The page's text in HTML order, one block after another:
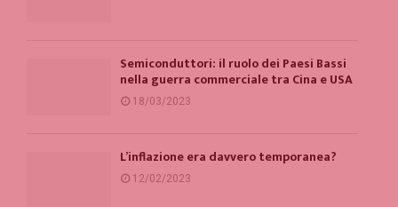
Semiconduttori: il ruolo dei Paesi Bassi
nella guerra commerciale tra Cina e USA
18/03/2023
L’inflazione era davvero temporanea?
12/02/2023